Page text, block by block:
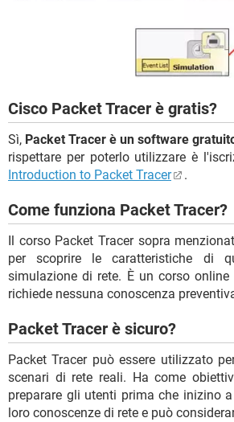
Cisco Packet Tracer è gratis?
Sì, Packet Tracer è un software
rispettare per poterlo utilizzare è
Introduction to Packet Tracer
.
Come funziona Packet Tracer?
Il corso Packet Tracer sopra
per scoprire le caratteristiche di
simulazione di rete. È un corso
richiede nessuna conoscenza
Packet Tracer è sicuro?
Packet Tracer può essere utilizzato
scenari di rete reali. Ha come
preparare gli utenti prima che inizino
loro conoscenze di rete e può